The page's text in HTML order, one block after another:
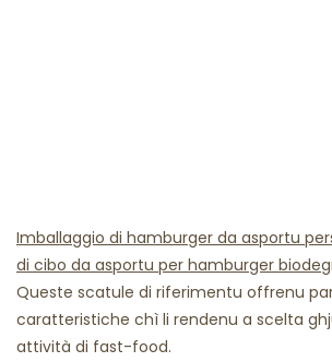
Imballaggio di hamburger da asportu
di cibo da asportu per hamburger
Queste scatule di riferimentu offrenu
caratteristiche chì li rendenu a scelta
attività di fast-food.